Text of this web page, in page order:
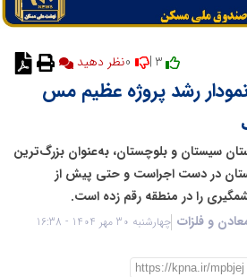
3 | نظر دهید
رشد پروژه عظیم مس
سیستان و بلوچستان، به‌عنوان بزرگ‌ترین
در دست اجراست و حتی پیش از
را در منطقه رقم زده است.
و فلزات چهارشنبه 30 مهر 1404 - 16:38